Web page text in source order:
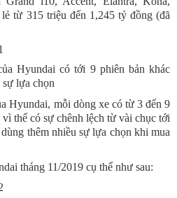
từ 315 triệu đến 1,245 tỷ đồng (đã
Hyundai có tới 9 phiên bản khác
sự lựa chọn
Hyundai, mỗi dòng xe có từ 3 đến 9
thế có sự chênh lệch từ vài chục tới
thêm nhiều sự lựa chọn khi mua
tháng 11/2019 cụ thể như sau: